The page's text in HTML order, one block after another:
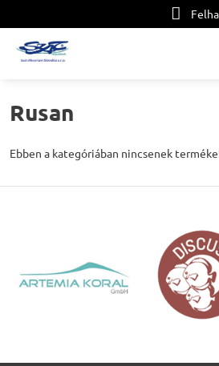
Rusan
Ebben a kategóriában nincsenek